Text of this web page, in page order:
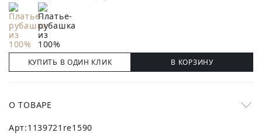
КУПИТЬ В ОДИН КЛИК В КОРЗИНУ
О ТОВАРЕ
Арт:1139721re1590